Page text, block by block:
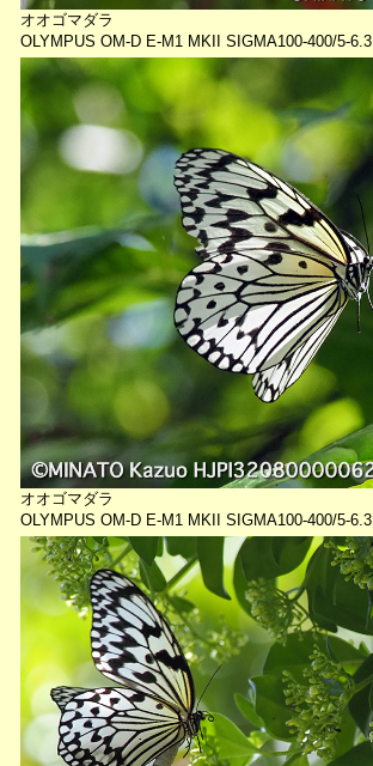
オオゴマダラ
OLYMPUS OM-D E-M1 MKII SIGMA100-400/5-6.3
オオゴマダラ
OLYMPUS OM-D E-M1 MKII SIGMA100-400/5-6.3